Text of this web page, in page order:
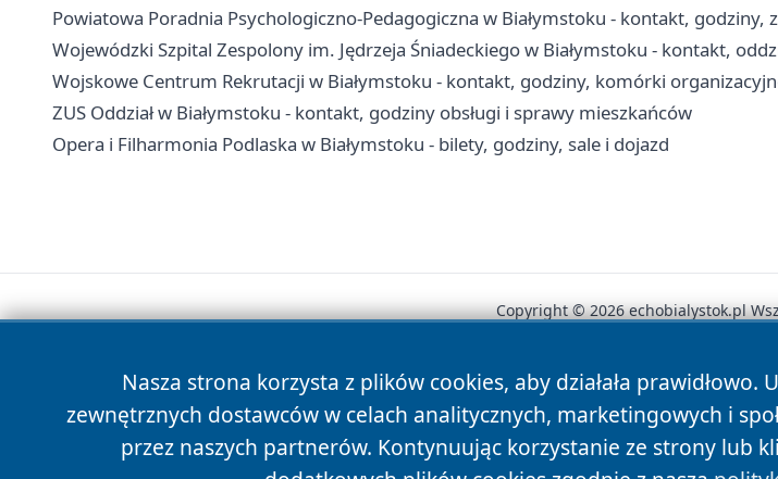
Powiatowa Poradnia Psychologiczno-Pedagogiczna w Białymstoku - kontakt, godziny,
Wojewódzki Szpital Zespolony im. Jędrzeja Śniadeckiego w Białymstoku - kontakt,
Wojskowe Centrum Rekrutacji w Białymstoku - kontakt, godziny, komórki
ZUS Oddział w Białymstoku - kontakt, godziny obsługi i sprawy mieszkańców
Opera i Filharmonia Podlaska w Białymstoku - bilety, godziny, sale i dojazd
Nasza strona korzysta z plików cookies, aby działała
zewnętrznych dostawców w celach analitycznych, marketingowych i
przez naszych partnerów. Kontynuując korzystanie ze strony lub
Copyright © 2026 echobialystok.pl
News Autorzy Polityka